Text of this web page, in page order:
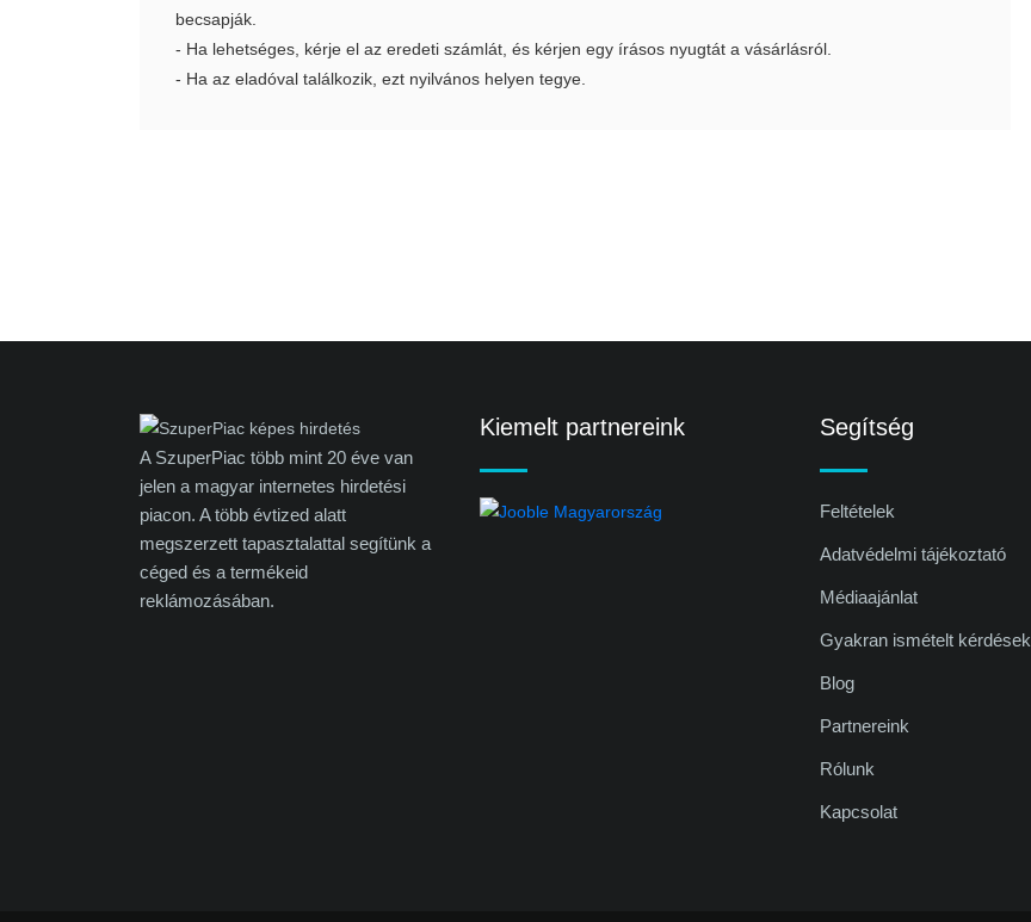
becsapják.
- Ha lehetséges, kérje el az eredeti számlát, és kérjen egy írásos nyugtát a vásárlásról.
- Ha az eladóval találkozik, ezt nyilvános helyen tegye.
A SzuperPiac több mint 20 éve van
jelen a magyar internetes hirdetési
piacon. A több évtized alatt
megszerzett tapasztalattal segítünk a
céged és a termékeid
reklámozásában.
Kiemelt partnereink Segítség
Feltételek
Adatvédelmi tájékoztató
Médiaajánlat
Gyakran ismételt kérdések
Blog
Partnereink
Rólunk
Kapcsolat